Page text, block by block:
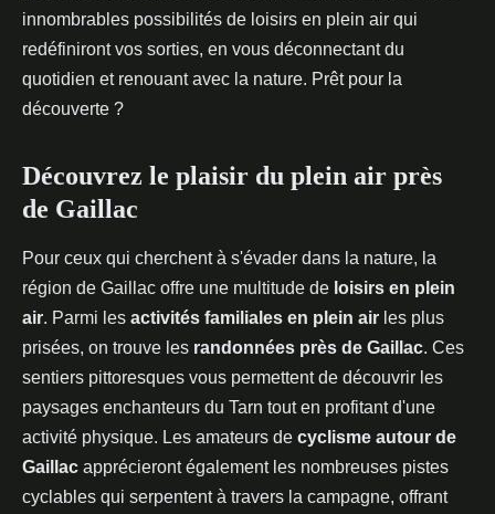
innombrables possibilités de loisirs en plein air qui
redéfiniront vos sorties, en vous déconnectant du
quotidien et renouant avec la nature. Prêt pour la
découverte ?
Découvrez le plaisir du plein air près
de Gaillac
Pour ceux qui cherchent à s'évader dans la nature, la
région de Gaillac offre une multitude de loisirs en plein
air. Parmi les activités familiales en plein air les plus
prisées, on trouve les randonnées près de Gaillac. Ces
sentiers pittoresques vous permettent de découvrir les
paysages enchanteurs du Tarn tout en profitant d'une
activité physique. Les amateurs de cyclisme autour de
Gaillac apprécieront également les nombreuses pistes
cyclables qui serpentent à travers la campagne, offrant